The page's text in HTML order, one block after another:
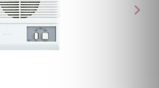
chevron_right